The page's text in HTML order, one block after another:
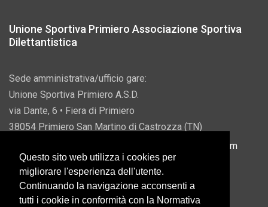
Unione Sportiva Primiero Associazione Sportiva
Dilettantistica
Sede amministrativa/ufficio gare:
Unione Sportiva Primiero A.S.D.
via Dante, 6 • Fiera di Primiero
38054 Primiero San Martino di Castrozza (TN)
info@usprimiero.com
Questo sito web utilizza i cookies per
migliorare l'esperienza dell'utente.
Continuando la navigazione acconsenti a
tutti i cookie in conformità con la Normativa